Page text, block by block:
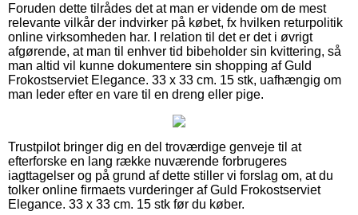
Foruden dette tilrådes det at man er vidende om de mest
relevante vilkår der indvirker på købet, fx hvilken returpolitik
online virksomheden har. I relation til det er det i øvrigt
afgørende, at man til enhver tid bibeholder sin kvittering, så
man altid vil kunne dokumentere sin shopping af Guld
Frokostserviet Elegance. 33 x 33 cm. 15 stk, uafhængig om
man leder efter en vare til en dreng eller pige.
Trustpilot bringer dig en del troværdige genveje til at
efterforske en lang række nuværende forbrugeres
iagttagelser og på grund af dette stiller vi forslag om, at du
tolker online firmaets vurderinger af Guld Frokostserviet
Elegance. 33 x 33 cm. 15 stk før du køber.